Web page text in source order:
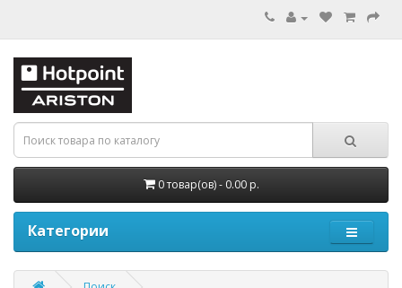
0 товар(ов) - 0.00 р.
Категории